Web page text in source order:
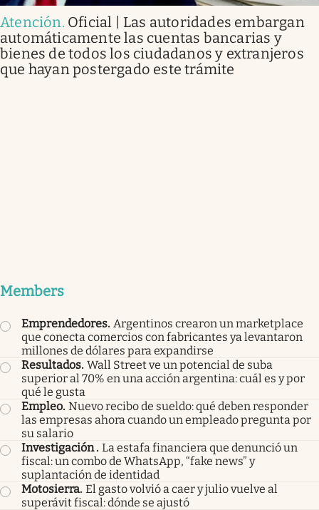
Atención. Oficial | Las autoridades embargan
automáticamente las cuentas bancarias y
bienes de todos los ciudadanos y extranjeros
que hayan postergado este trámite
Members
Emprendedores. Argentinos crearon un marketplace
que conecta comercios con fabricantes ya levantaron
millones de dólares para expandirse
Resultados. Wall Street ve un potencial de suba
superior al 70% en una acción argentina: cuál es y por
qué le gusta
Empleo. Nuevo recibo de sueldo: qué deben responder
las empresas ahora cuando un empleado pregunta por
su salario
Investigación. La estafa financiera que denunció un
fiscal: un combo de WhatsApp, “fake news” y
suplantación de identidad
Motosierra. El gasto volvió a caer y julio vuelve al
superávit fiscal: dónde se ajustó